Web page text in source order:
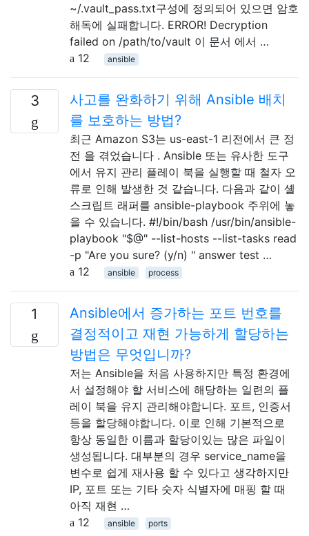
~/.vault_pass.txt구성에 정의되어 있으면 암호
해독에 실패합니다. ERROR! Decryption
failed on /path/to/vault 이 문서 에서 …
12
ansible
3
사고를 완화하기 위해 Ansible 배치
를 보호하는 방법?
최근 Amazon S3는 us-east-1 리전에서 큰 정
전 을 겪었습니다 . Ansible 또는 유사한 도구
에서 유지 관리 플레이 북을 실행할 때 철자 오
류로 인해 발생한 것 같습니다. 다음과 같이 셸
스크립트 래퍼를 ansible-playbook 주위에 놓
을 수 있습니다. #!/bin/bash /usr/bin/ansible-
playbook "$@" --list-hosts --list-tasks read
-p "Are you sure? (y/n) " answer test …
12
ansible process
1
Ansible에서 증가하는 포트 번호를
결정적이고 재현 가능하게 할당하는
방법은 무엇입니까?
저는 Ansible을 처음 사용하지만 특정 환경에
서 설정해야 할 서비스에 해당하는 일련의 플
레이 북을 유지 관리해야합니다. 포트, 인증서
등을 할당해야합니다. 이로 인해 기본적으로
항상 동일한 이름과 할당이있는 많은 파일이
생성됩니다. 대부분의 경우 service_name을
변수로 쉽게 재사용 할 수 있다고 생각하지만
IP, 포트 또는 기타 숫자 식별자에 매핑 할 때
아직 재현 …
12
ansible ports